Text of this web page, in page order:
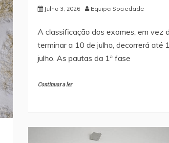
Julho 3, 2026 Equipa Sociedade
A classificação dos exames, em vez
terminar a 10 de julho, decorrerá até
julho. As pautas da 1ª fase
Continuar a ler